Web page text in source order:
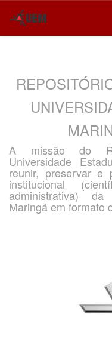
A missão do
Universidade
reunir, preservar e
institucional
administrativa)
Maringá em formato